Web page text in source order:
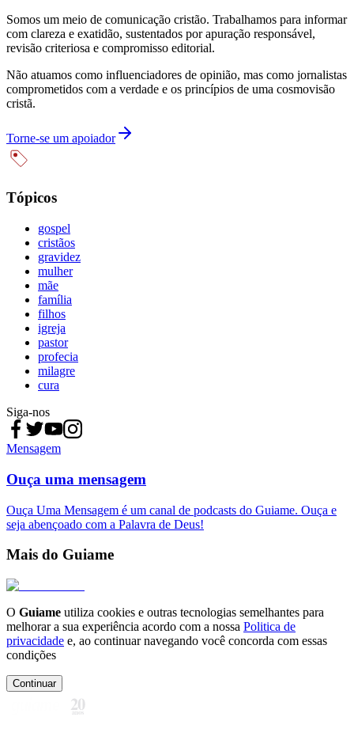
Somos um meio de comunicação cristão. Trabalhamos para informar
com clareza e exatidão, sustentados por apuração responsável,
revisão criteriosa e compromisso editorial.
Não atuamos como influenciadores de opinião, mas como jornalistas
comprometidos com a verdade e os princípios de uma cosmovisão
cristã.
Torne-se um apoiador
Tópicos
gospel
cristãos
gravidez
mulher
mãe
família
filhos
igreja
pastor
profecia
milagre
cura
Siga-nos
Mensagem
Ouça uma mensagem
Ouça Uma Mensagem é um canal de podcasts do Guiame. Ouça e
seja abençoado com a Palavra de Deus!
Mais do Guiame
O Guiame utiliza cookies e outras tecnologias semelhantes para
melhorar a sua experiência acordo com a nossa Politica de
privacidade e, ao continuar navegando você concorda com essas
condições
Continuar